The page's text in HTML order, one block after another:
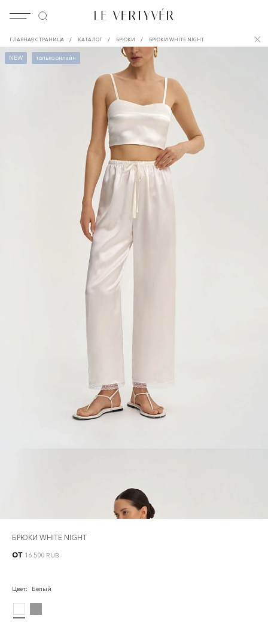
ГЛАВНАЯ СТРАНИЦА / КАТАЛОГ / БРЮКИ / БРЮКИ WHITE NIGHT
NEW только онлайн
БРЮКИ WHITE NIGHT
от 16 500 RUB
Цвет: Белый